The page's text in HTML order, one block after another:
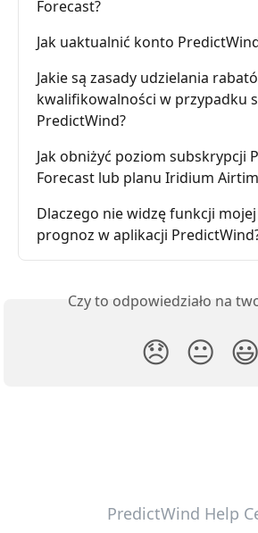
Forecast?
Jak uaktualnić konto
Jakie są zasady udzielania
kwalifikowalności w przypadku
PredictWind?
Jak obniżyć poziom subskrypcji
Forecast lub planu Iridium
Dlaczego nie widzę funkcji
prognoz w aplikacji
Czy to odpowiedziało na
😞 😐 😃
PredictWind Help